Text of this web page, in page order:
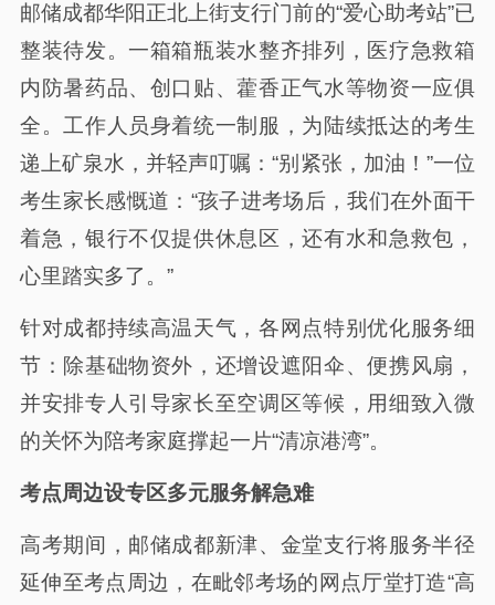
邮储成都华阳正北上街支行门前的“爱心助考站”已
整装待发。一箱箱瓶装水整齐排列，医疗急救箱
内防暑药品、创口贴、藿香正气水等物资一应俱
全。工作人员身着统一制服，为陆续抵达的考生
递上矿泉水，并轻声叮嘱：“别紧张，加油！”一位
考生家长感慨道：“孩子进考场后，我们在外面干
着急，银行不仅提供休息区，还有水和急救包，
心里踏实多了。”
针对成都持续高温天气，各网点特别优化服务细
节：除基础物资外，还增设遮阳伞、便携风扇，
并安排专人引导家长至空调区等候，用细致入微
的关怀为陪考家庭撑起一片“清凉港湾”。
考点周边设专区多元服务解急难
高考期间，邮储成都新津、金堂支行将服务半径
延伸至考点周边，在毗邻考场的网点厅堂打造“高